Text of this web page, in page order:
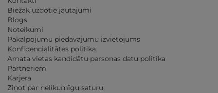
Biežāk uzdotie jautājumi
Blogs
Noteikumi
Pakalpojumu piedāvājumu izvietojums
Konfidencialitātes politika
Amata vietas kandidātu personas datu politika
Partneriem
Karjera
Ziņot par nelikumīgu saturu